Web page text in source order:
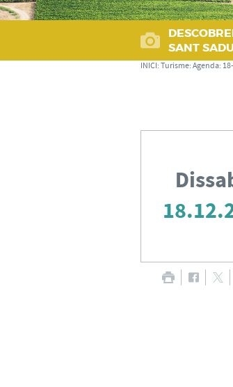
SANT
INICI: Turisme: Agenda: